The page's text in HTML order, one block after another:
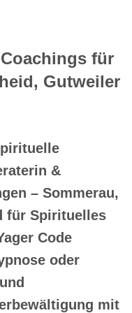
für
Gutweiler
&
– Sommerau,
für Spirituelles
Code
oder
mit